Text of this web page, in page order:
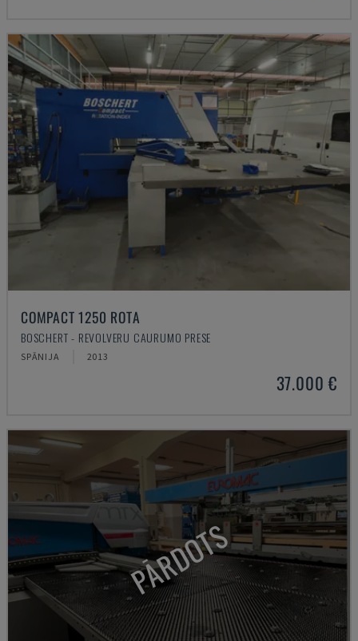
COMPACT 1250 ROTA
BOSCHERT - REVOLVERU CAURUMO PRESE
SPĀNIJA 2013
37.000 €
PĀRDOTS